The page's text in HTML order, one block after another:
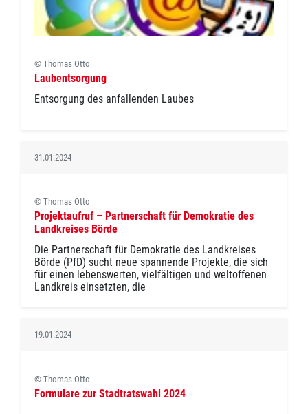
Laubentsorgung
Entsorgung des anfallenden Laubes
© Thomas Otto
Projektaufruf – Partnerschaft für Demokratie des
Landkreises Börde
Die Partnerschaft für Demokratie des Landkreises
Börde (PfD) sucht neue spannende Projekte, die sich
für einen lebenswerten, vielfältigen und weltoffenen
Landkreis einsetzten, die
© Thomas Otto
31.01.2024
Formulare zur Stadtratswahl 2024
© Thomas Otto
19.01.2024